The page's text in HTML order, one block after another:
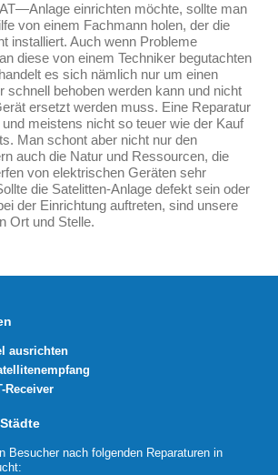
einrichten möchte, sollte man
von einem Fachmann holen, der die
installiert. Auch wenn Probleme
diese von einem Techniker begutachten
es sich nämlich nur um einen
schnell behoben werden kann und nicht
ersetzt werden muss. Eine Reparatur
meistens nicht so teuer wie der Kauf
Man schont aber nicht nur den
auch die Natur und Ressourcen, die
von elektrischen Geräten sehr
die Satelitten-Anlage defekt sein oder
der Einrichtung auftreten, sind unsere
Ort und Stelle.
ausrichten
Receiver
Besucher nach folgenden Reparaturen in